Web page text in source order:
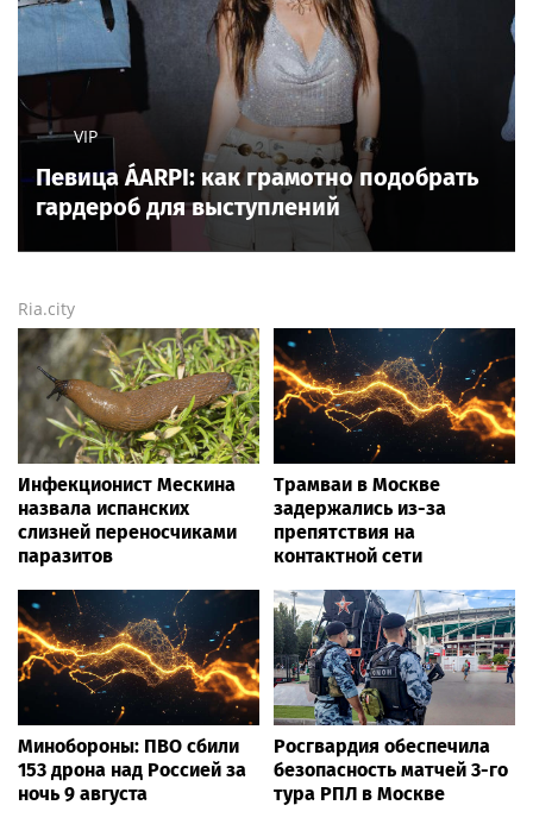
VIP
Певица ÁARPI: как грамотно подобрать
гардероб для выступлений
Ria.city
Инфекционист Мескина
назвала испанских
слизней переносчиками
паразитов
Трамваи в Москве
задержались из-за
препятствия на
контактной сети
Минобороны: ПВО сбили
153 дрона над Россией за
ночь 9 августа
Росгвардия обеспечила
безопасность матчей 3-го
тура РПЛ в Москве